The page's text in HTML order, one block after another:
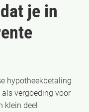
je in
hypotheekbetaling
vergoeding voor
klein deel